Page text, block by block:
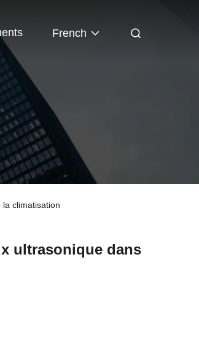
French
climatisation
ultrasonique dans